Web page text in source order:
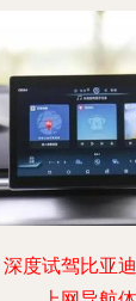
度试驾比亚